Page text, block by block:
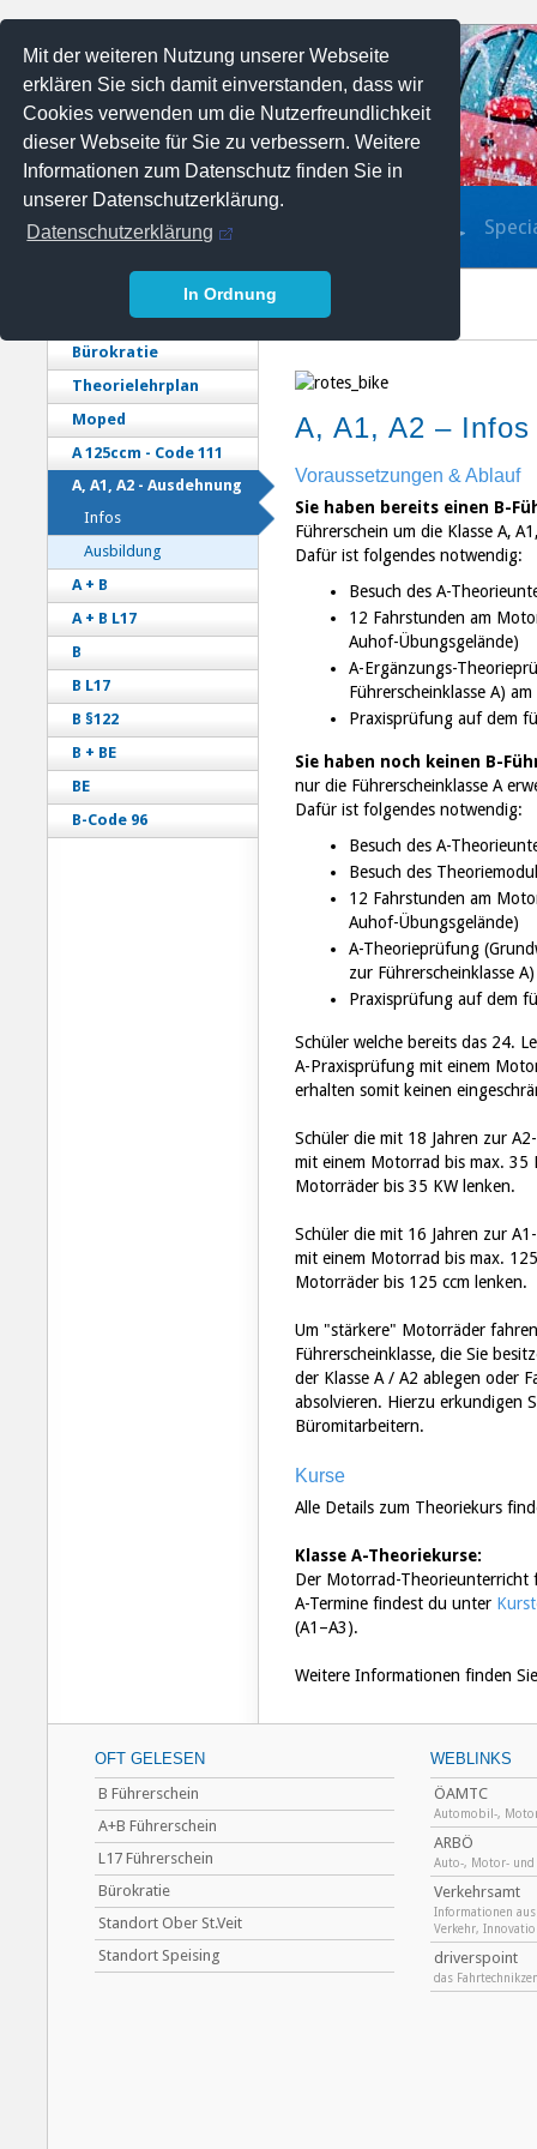
Mit der weiteren Nutzung unserer Webseite
erklären Sie sich damit einverstanden, dass wir
Cookies verwenden um die Nutzerfreundlichkeit
dieser Webseite für Sie zu verbessern. Weitere
Informationen zum Datenschutz finden Sie in
unserer Datenschutzerklärung.
Datenschutzerklärung
In Ordnung
Führerscheinausbildung
Bürokratie
Theorielehrplan
Moped
A 125ccm - Code 111
A, A1, A2 - Ausdehnung
Infos
Ausbildung
A + B
A + B L17
B
B L17
B §122
B + BE
BE
B-Code 96
A, A1, A2 – Infos
Voraussetzungen & Ablauf
Sie haben bereits einen B-
Führerschein um die Klasse A,
Dafür ist folgendes notwendig:
Besuch des A-
12 Fahrstunden am
Auhof-Übungsgelände)
A-Ergänzungs-
Führerscheinklasse A)
Praxisprüfung auf dem
Sie haben noch keinen B-
nur die Führerscheinklasse A
Dafür ist folgendes notwendig:
Besuch des A-
Besuch des
12 Fahrstunden am
Auhof-Übungsgelände)
A-Theorieprüfung
zur Führerscheinklasse
Praxisprüfung auf dem
Schüler welche bereits das 24.
A-Praxisprüfung mit einem
erhalten somit keinen
Schüler die mit 18 Jahren zur
mit einem Motorrad bis max. 35
Motorräder bis 35 KW lenken.
Schüler die mit 16 Jahren zur
mit einem Motorrad bis max.
Motorräder bis 125 ccm lenken.
Um "stärkere" Motorräder
Führerscheinklasse, die Sie
der Klasse A / A2 ablegen oder
absolvieren. Hierzu erkundigen
Büromitarbeitern.
Kurse
Alle Details zum Theoriekurs
Klasse A-Theoriekurse:
Der Motorrad-
A-Termine findest du unter
(A1–A3).
Weitere Informationen finden
OFT GELESEN
B Führerschein
A+B Führerschein
L17 Führerschein
Bürokratie
Standort Ober St.Veit
Standort Speising
WEBLINKS
ÖAMTC
Automobil-,
ARBÖ
Auto-, Motor- und
Verkehrsamt
Informationen
Verkehr,
driverspoint
das